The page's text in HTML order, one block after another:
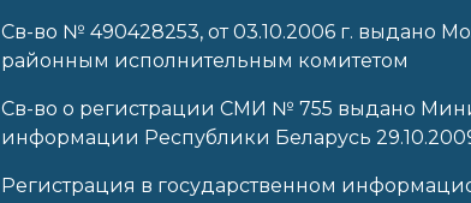
Cв-во № 490428253, от 03.10.2006 г. выдано
районным исполнительным комитетом
Св-во о регистрации СМИ № 755 выдано
информации Республики Беларусь
Регистрация в государственном